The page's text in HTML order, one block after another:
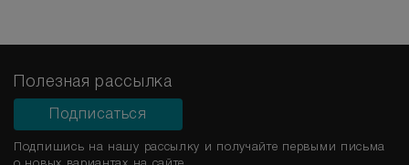
Полезная рассылка
Подписаться
Подпишись на нашу рассылку и получайте первыми письма